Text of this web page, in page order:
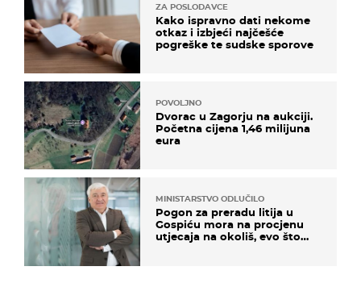
ZA POSLODAVCE
Kako ispravno dati nekome
otkaz i izbjeći najčešće
pogreške te sudske sporove
POVOLJNO
Dvorac u Zagorju na aukciji.
Početna cijena 1,46 milijuna
eura
MINISTARSTVO ODLUČILO
Pogon za preradu litija u
Gospiću mora na procjenu
utjecaja na okoliš, evo što